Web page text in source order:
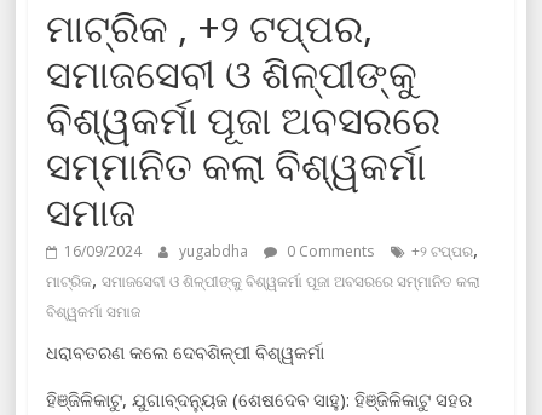
ମାଟ୍ରିକ , +୨ ଟପ୍ପର,
ସମାଜସେବୀ ଓ ଶିଳ୍ପୀଙ୍କୁ
ବିଶ୍ୱକର୍ମା ପୂଜା ଅବସରରେ
ସମ୍ମାନିତ କଲା ବିଶ୍ୱକର୍ମା
ସମାଜ
16/09/2024 yugabdha 0 Comments +୨ ଟପ୍ପର,
ମାଟ୍ରିକ,ସମାଜସେବୀ ଓ ଶିଳ୍ପୀଙ୍କୁ ବିଶ୍ୱକର୍ମା ପୂଜା ଅବସରରେ ସମ୍ମାନିତ କଲା
ବିଶ୍ୱକର୍ମା ସମାଜ
ଧରାବତରଣ କଲେ ଦେବଶିଳ୍ପୀ ବିଶ୍ୱକର୍ମା
ହିଞ୍ଜିଳିକାଟୁ, ଯୁଗାବ୍ଦନ୍ୟୁଜ (ଶେଷଦେବ ସାହୁ): ହିଞ୍ଜିଳିକାଟୁ ସହର